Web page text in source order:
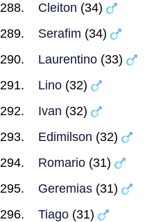
Cleiton (34)
Serafim (34)
Laurentino (33)
Lino (32)
Ivan (32)
Edimilson (32)
Romario (31)
Geremias (31)
Tiago (31)